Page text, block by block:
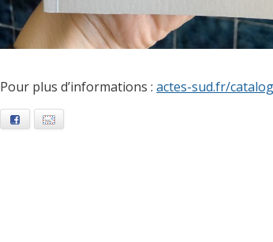
Pour plus d’informations :actes-sud.fr/
Facebook